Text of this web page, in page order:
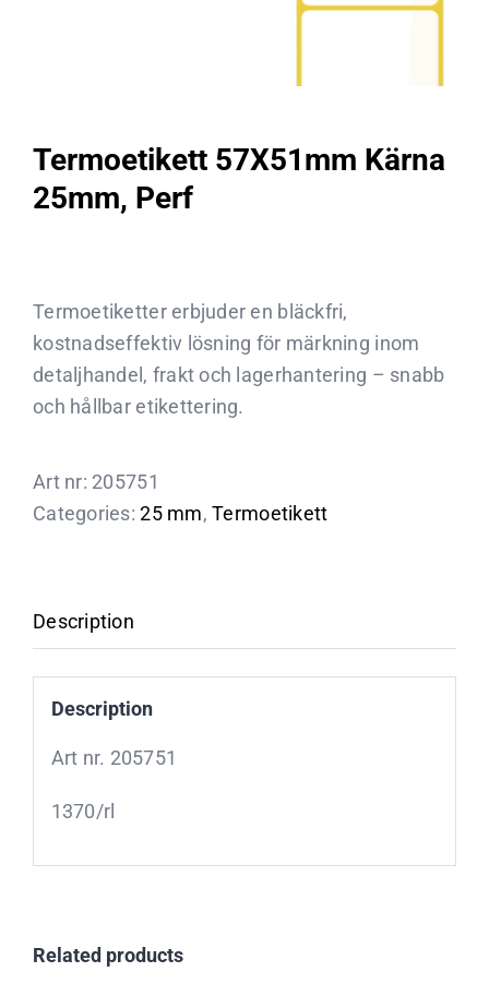
Termoetikett 57X51mm Kärna
25mm, Perf
Termoetiketter erbjuder en bläckfri,
kostnadseffektiv lösning för märkning inom
detaljhandel, frakt och lagerhantering – snabb
och hållbar etikettering.
Art nr: 205751
Categories:25 mm,Termoetikett
Description
Description
Art nr. 205751
1370/rl
Related products